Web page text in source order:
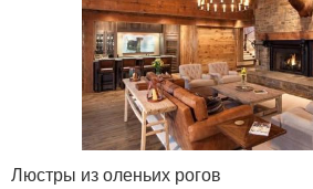
Люстры из оленьих рогов